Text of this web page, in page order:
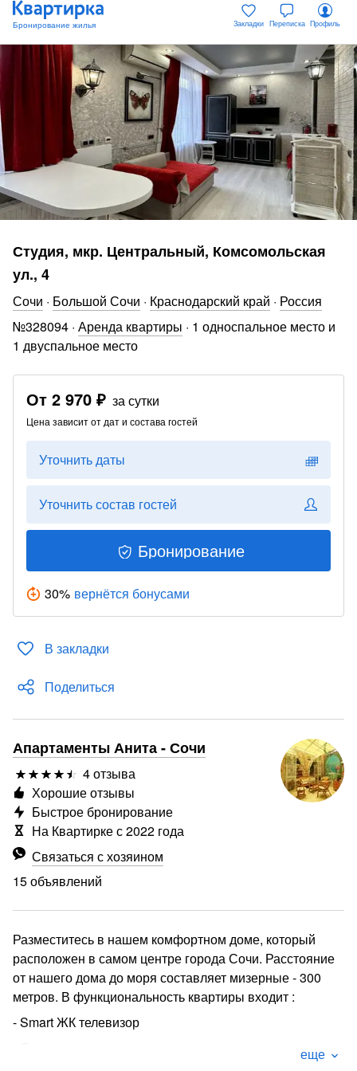
Закладки Переписка Профиль
Студия, мкр. Центральный, Комсомольская
ул., 4
Сочи · Большой Сочи · Краснодарский край · Россия
№328094 · Аренда квартиры · 1 односпальное место и
1 двуспальное место
От 2 970 ₽ за сутки
Цена зависит от дат и состава гостей
Уточнить даты
Уточнить состав гостей
Бронирование
30% вернётся бонусами
В закладки
Поделиться
Апартаменты Анита - Сочи
4 отзыва
Связаться с хозяином
15 объявлений
Хорошие отзывы
Быстрое бронирование
На Квартирке с 2022 года
Разместитесь в нашем комфортном доме, который
расположен в самом центре города Сочи. Расстояние
от нашего дома до моря составляет мизерные - 300
метров. В функциональность квартиры входит :
- Smart ЖК телевизор
еще